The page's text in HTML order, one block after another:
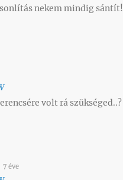
nekem mindig sántít!
volt rá szükséged..?
7 éve